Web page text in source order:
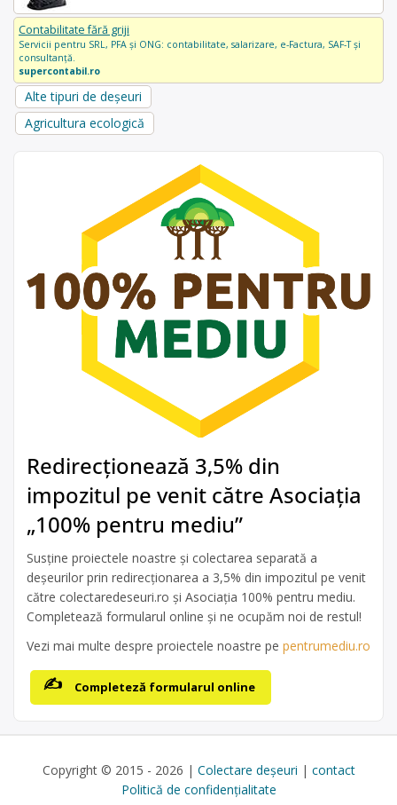
Contabilitate fără griji
Servicii pentru SRL, PFA și ONG: contabilitate, salarizare, e-Factura, SAF-T și
consultanță.
supercontabil.ro
Alte tipuri de deșeuri
Agricultura ecologică
Redirecționează 3,5% din
impozitul pe venit către Asociația
„100% pentru mediu”
Susține proiectele noastre și colectarea separată a
deșeurilor prin redirecționarea a 3,5% din impozitul pe venit
către colectaredeseuri.ro și Asociația 100% pentru mediu.
Completează formularul online și ne ocupăm noi de restul!
Vezi mai multe despre proiectele noastre pe pentrumediu.ro
Completeză formularul online
Copyright © 2015 - 2026 | Colectare deșeuri | contact
Politică de confidențialitate